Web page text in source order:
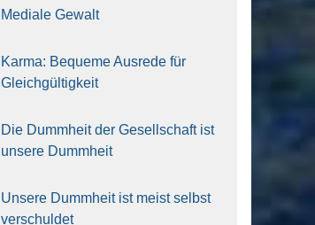
Media­le Gewalt
Kar­ma: Beque­me Aus­re­de für
Gleich­gül­tig­keit
Die Dumm­heit der Gesell­schaft ist
unse­re Dumm­heit
Unse­re Dumm­heit ist meist selbst
ver­schul­det